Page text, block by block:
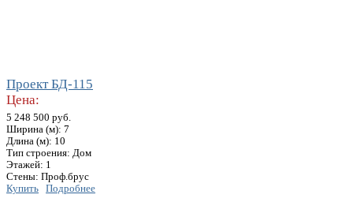
Проект БД-115
Цена:
5 248 500 руб.
Ширина (м): 7
Длина (м): 10
Тип строения: Дом
Этажей: 1
Стены: Проф.брус
Купить
Подробнее